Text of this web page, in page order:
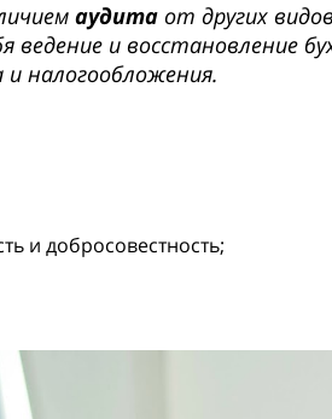
аудитаот других
и восстановление
и налогообложения.
и добросовестность;